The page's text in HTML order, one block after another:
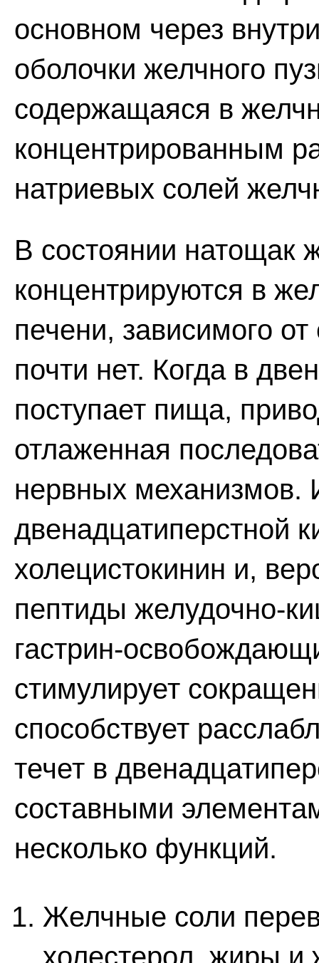
основном через
оболочки желчного
содержащаяся в
концентрированным
натриевых солей
В состоянии натощак
концентрируются в
печени, зависимого
почти нет. Когда в
поступает пища,
отлаженная
нервных механизмов.
двенадцатиперстной
холецистокинин и,
пептиды желудочно-
гастрин-
стимулирует
способствует
течет в
составными
несколько функций.
Желчные соли
холестерол, жиры